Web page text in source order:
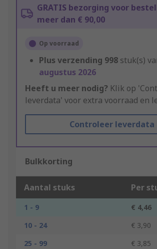
GRATIS bezorging voor
meer dan € 90,00
Op voorraad
Plus verzending 998 stuk(s)
augustus 2026
Heeft u meer nodig? Klik op
leverdata' voor extra voorraad en
Controleer leverdata
Bulkkorting
Aantal stuks Per
1 - 9
€ 4,46
10 - 24
€ 3,90
25 - 99
€ 3,85